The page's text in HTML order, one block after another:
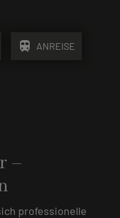
train ANREISE
–
professionelle